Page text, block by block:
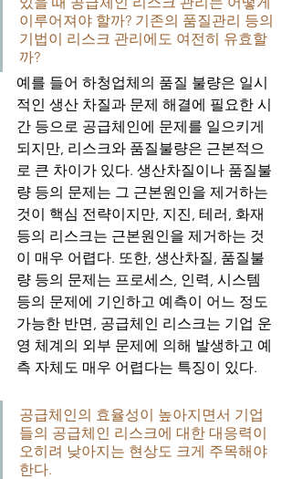
이루어져야 할까? 기존의 품질관리 등의
기법이 리스크 관리에도 여전히 유효할
까?
예를 들어 하청업체의 품질 불량은 일시
적인 생산 차질과 문제 해결에 필요한 시
간 등으로 공급체인에 문제를 일으키게
되지만, 리스크와 품질불량은 근본적으
로 큰 차이가 있다. 생산차질이나 품질불
량 등의 문제는 그 근본원인을 제거하는
것이 핵심 전략이지만, 지진, 테러, 화재
등의 리스크는 근본원인을 제거하는 것
이 매우 어렵다. 또한, 생산차질, 품질불
량 등의 문제는 프로세스, 인력, 시스템
등의 문제에 기인하고 예측이 어느 정도
가능한 반면, 공급체인 리스크는 기업 운
영 체계의 외부 문제에 의해 발생하고 예
측 자체도 매우 어렵다는 특징이 있다.
공급체인의 효율성이 높아지면서 기업
들의 공급체인 리스크에 대한 대응력이
오히려 낮아지는 현상도 크게 주목해야
한다.